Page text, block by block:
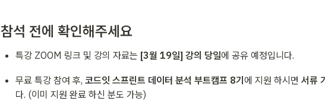
참석 전에 확인해주세요
특강 ZOOM 링크 및 강의 자료는 [3월 19일] 강의 당일에 공유 예정입니다.
무료 특강 참여 후, 코드잇 스프린트 데이터 분석 부트캠프 8기에 지원 하시면 서류
다. (이미 지원 완료 하신 분도 가능)